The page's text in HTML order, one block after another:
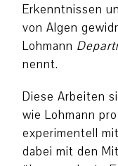
Erkenntnissen
von Algen
Lohmann
nennt.
Diese Arbeiten
wie Lohmann
experimentell
dabei mit den